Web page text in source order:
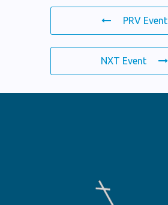
PRV Event
NXT Event